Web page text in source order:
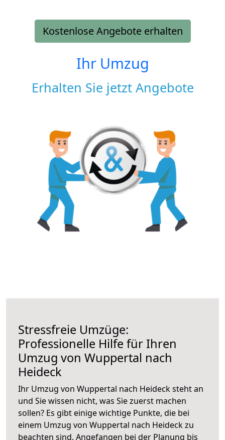
Kostenlose Angebote erhalten
Ihr Umzug
Erhalten Sie jetzt Angebote
Stressfreie Umzüge:
Professionelle Hilfe für Ihren
Umzug von Wuppertal nach
Heideck
Ihr Umzug von Wuppertal nach Heideck steht an
und Sie wissen nicht, was Sie zuerst machen
sollen? Es gibt einige wichtige Punkte, die bei
einem Umzug von Wuppertal nach Heideck zu
beachten sind. Angefangen bei der Planung bis